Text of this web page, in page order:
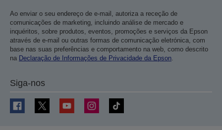
Ao enviar o seu endereço de e-mail, autoriza a receção de
comunicações de marketing, incluindo análise de mercado e
inquéritos, sobre produtos, eventos, promoções e serviços da Epson
através de e-mail ou outras formas de comunicação eletrónica, com
base nas suas preferências e comportamento na web, como descrito
na Declaração de Informações de Privacidade da Epson
Siga-nos